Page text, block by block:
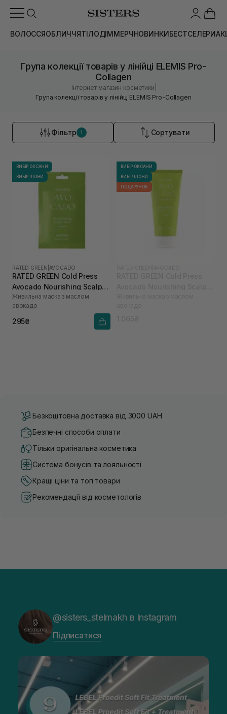
ВОЛОССЯОБЛИЧЧЯТІЛОДІММЕРЧНОВИНКИБЕСТСЕЛЕРИ
Група колекції товарів у лінійці ELEMIS Pro-
Collagen
Інтернет магазин косметики
Група колекції товарів у лінійці ELEMIS Pro-Collagen
Фільтр 1 Сортувати
ВИБІР ОКСАНИ
ВИБІР ІЛОНИ
RATED GREEN AVOCADO
RATED GREEN Cold Press
Avocado Nourishing Scalp
Pack 50 мл
Живильна маска з маслом
авокадо
295₴
ВИБІР ОКСАНИ
ВИБІР ІЛОНИ
ПОДАРУНОК
Безкоштовна доставка від 3000 UAH
Безпечні способи оплати
Тільки оригінальна косметика
Система бонусів та лояльності
Кращі ціни та топ товари
Рекомендації від косметологів
@sisters_stelmakh в Instagram
Підписатися